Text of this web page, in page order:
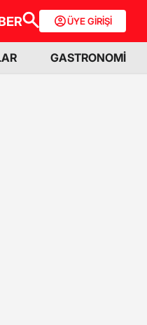
ÜYE GİRİŞİ
GASTRONOMİ